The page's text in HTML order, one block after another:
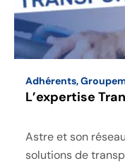
Adhérents,
L’expertise
Astre et son
solutions de